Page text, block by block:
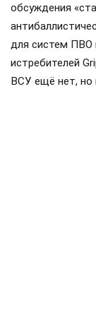
обсуждения
для систем ПВО
истребителей
ВСУ ещё нет, но